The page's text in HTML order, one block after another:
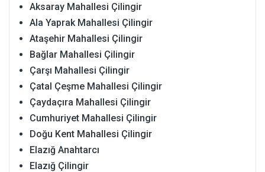
Aksaray Mahallesi Çilingir
Ala Yaprak Mahallesi Çilingir
Ataşehir Mahallesi Çilingir
Bağlar Mahallesi Çilingir
Çarşı Mahallesi Çilingir
Çatal Çeşme Mahallesi Çilingir
Çaydaçıra Mahallesi Çilingir
Cumhuriyet Mahallesi Çilingir
Doğu Kent Mahallesi Çilingir
Elazığ Anahtarcı
Elazığ Çilingir